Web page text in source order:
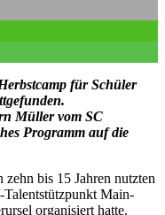
für Schüler
Müller vom SC
Programm auf die
bis 15 Jahren nutzten
Main-
organisiert hatte.